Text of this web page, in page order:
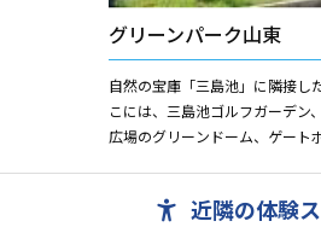
グリーンパーク山東
自然の宝庫「三島池」に隣接
こには、三島池ゴルフガーデン
広場のグリーンドーム、ゲート
近隣の体験